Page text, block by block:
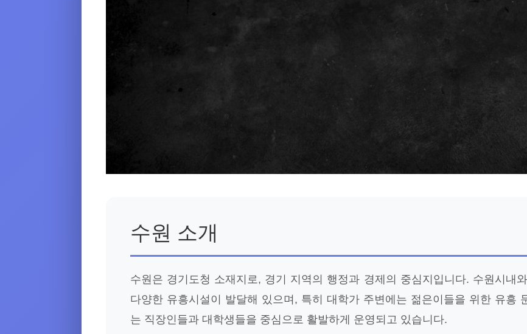
수원 소개
수원은 경기도청 소재지로, 경기 지역의 행정과 경제의 중심지입니다. 수원시내
다양한 유흥시설이 발달해 있으며, 특히 대학가 주변에는 젊은이들을 위한 유흥
는 직장인들과 대학생들을 중심으로 활발하게 운영되고 있습니다.